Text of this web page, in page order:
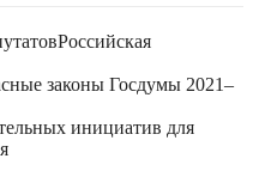
Российская
законы Госдумы 2021–
инициатив для